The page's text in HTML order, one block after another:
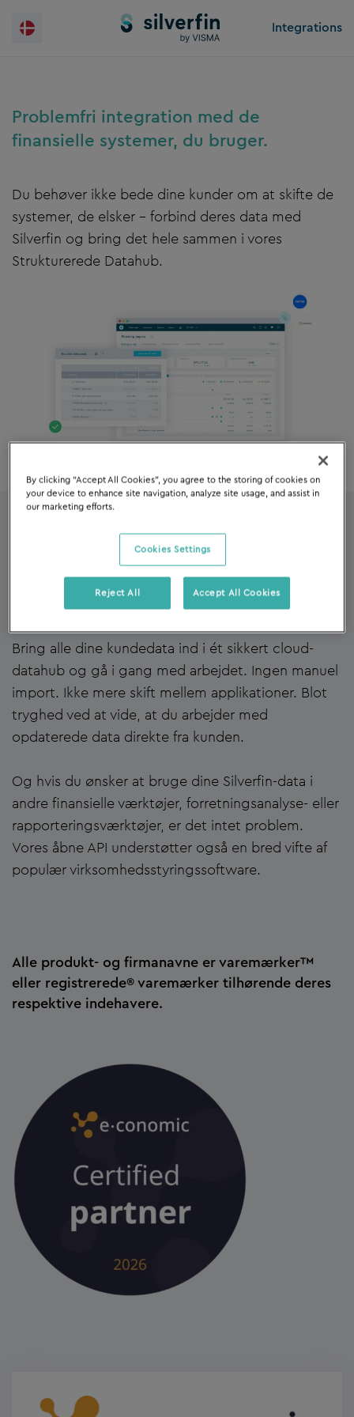
Integrations
Problemfri integration med de
finansielle systemer, du bruger.
Du behøver ikke bede dine kunder om at skifte de
systemer, de elsker – forbind deres data med
Silverfin og bring det hele sammen i vores
Strukturerede Datahub.
Konsolider automatisk data fra danske
teknologipartnere
Bring alle dine kundedata ind i ét sikkert cloud-
datahub og gå i gang med arbejdet. Ingen manuel
import. Ikke mere skift mellem applikationer. Blot
tryghed ved at vide, at du arbejder med
opdaterede data direkte fra kunden.
Og hvis du ønsker at bruge dine Silverfin-data i
andre finansielle værktøjer, forretningsanalyse- eller
rapporteringsværktøjer, er det intet problem.
Vores åbne API understøtter også en bred vifte af
populær virksomhedsstyringssoftware.
Alle produkt- og firmanavne er varemærker™
eller registrerede® varemærker tilhørende deres
respektive indehavere.
By clicking “Accept All Cookies”, you agree to the storing of cookies on
your device to enhance site navigation, analyze site usage, and assist in
our marketing efforts.
Cookies Settings
Reject All Accept All Cookies